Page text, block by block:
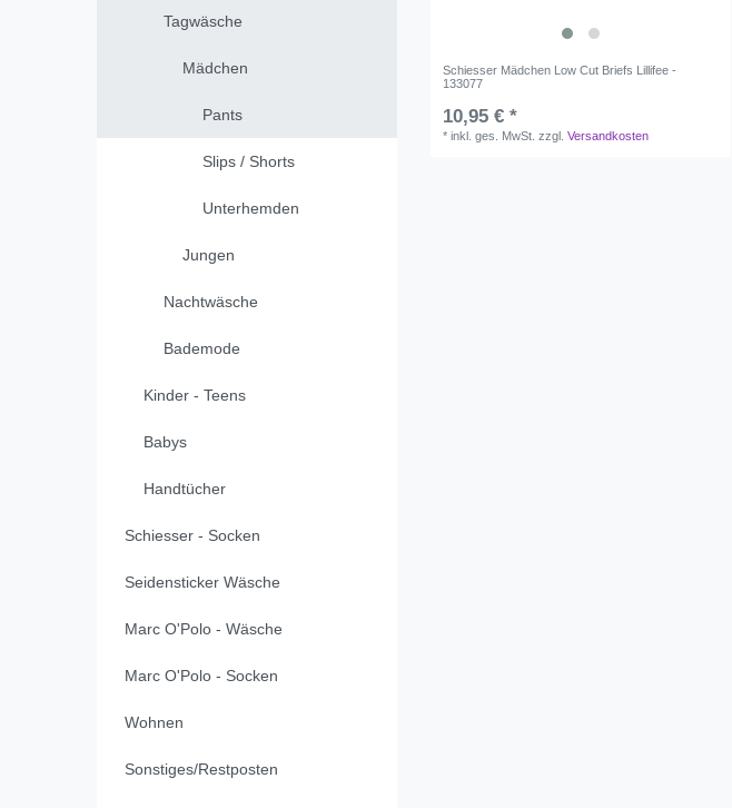
Tagwäsche
Mädchen
Pants
Slips / Shorts
Unterhemden
Jungen
Nachtwäsche
Bademode
Kinder - Teens
Babys
Handtücher
Schiesser - Socken
Seidensticker Wäsche
Marc O'Polo - Wäsche
Marc O'Polo - Socken
Wohnen
Sonstiges/Restposten
Schiesser Mädchen Low Cut Briefs Lillifee -
133077
10,95 € *
*inkl. ges. MwSt. zzgl.Versandkosten